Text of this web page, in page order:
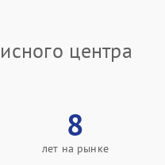
центра
8
лет на рынке